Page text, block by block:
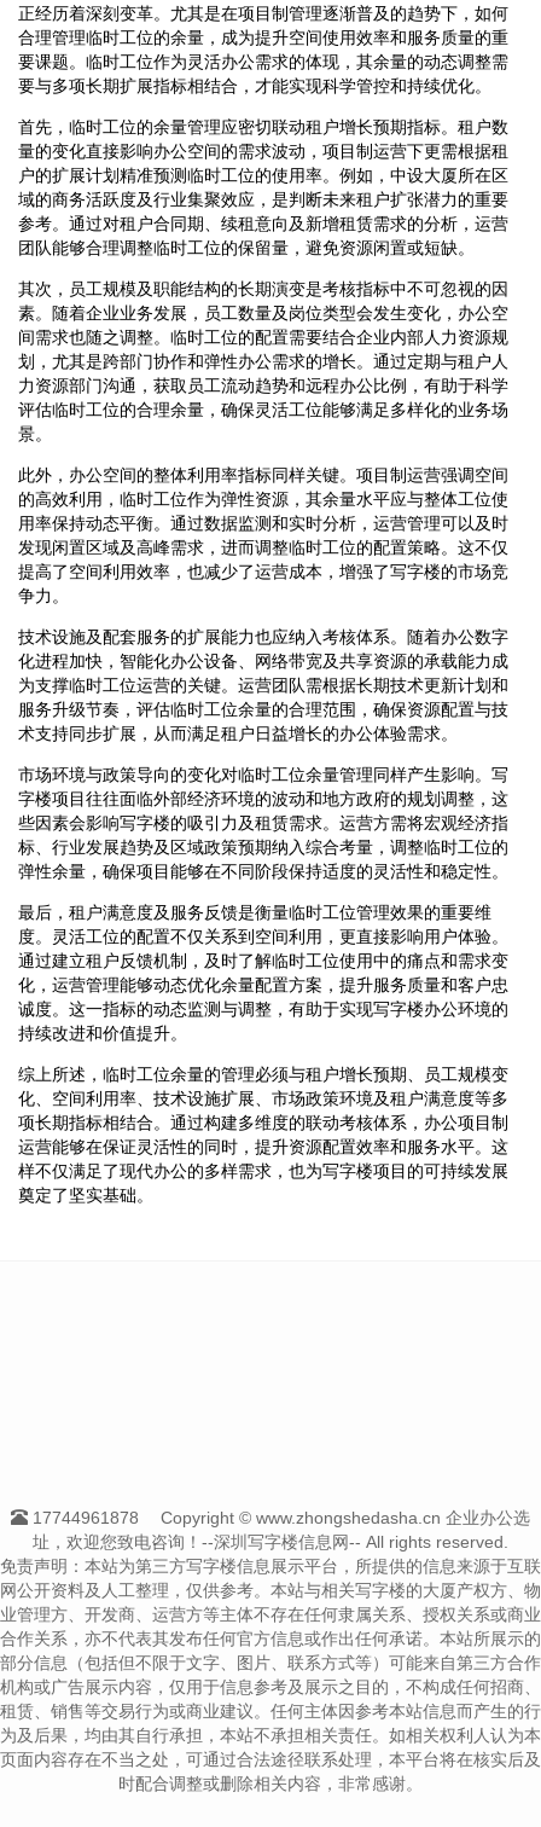
正经历着深刻变革。尤其是在项目制管理逐渐普及的趋势下，如何
合理管理临时工位的余量，成为提升空间使用效率和服务质量的重
要课题。临时工位作为灵活办公需求的体现，其余量的动态调整需
要与多项长期扩展指标相结合，才能实现科学管控和持续优化。
首先，临时工位的余量管理应密切联动租户增长预期指标。租户数
量的变化直接影响办公空间的需求波动，项目制运营下更需根据租
户的扩展计划精准预测临时工位的使用率。例如，中设大厦所在区
域的商务活跃度及行业集聚效应，是判断未来租户扩张潜力的重要
参考。通过对租户合同期、续租意向及新增租赁需求的分析，运营
团队能够合理调整临时工位的保留量，避免资源闲置或短缺。
其次，员工规模及职能结构的长期演变是考核指标中不可忽视的因
素。随着企业业务发展，员工数量及岗位类型会发生变化，办公空
间需求也随之调整。临时工位的配置需要结合企业内部人力资源规
划，尤其是跨部门协作和弹性办公需求的增长。通过定期与租户人
力资源部门沟通，获取员工流动趋势和远程办公比例，有助于科学
评估临时工位的合理余量，确保灵活工位能够满足多样化的业务场
景。
此外，办公空间的整体利用率指标同样关键。项目制运营强调空间
的高效利用，临时工位作为弹性资源，其余量水平应与整体工位使
用率保持动态平衡。通过数据监测和实时分析，运营管理可以及时
发现闲置区域及高峰需求，进而调整临时工位的配置策略。这不仅
提高了空间利用效率，也减少了运营成本，增强了写字楼的市场竞
争力。
技术设施及配套服务的扩展能力也应纳入考核体系。随着办公数字
化进程加快，智能化办公设备、网络带宽及共享资源的承载能力成
为支撑临时工位运营的关键。运营团队需根据长期技术更新计划和
服务升级节奏，评估临时工位余量的合理范围，确保资源配置与技
术支持同步扩展，从而满足租户日益增长的办公体验需求。
市场环境与政策导向的变化对临时工位余量管理同样产生影响。写
字楼项目往往面临外部经济环境的波动和地方政府的规划调整，这
些因素会影响写字楼的吸引力及租赁需求。运营方需将宏观经济指
标、行业发展趋势及区域政策预期纳入综合考量，调整临时工位的
弹性余量，确保项目能够在不同阶段保持适度的灵活性和稳定性。
最后，租户满意度及服务反馈是衡量临时工位管理效果的重要维
度。灵活工位的配置不仅关系到空间利用，更直接影响用户体验。
通过建立租户反馈机制，及时了解临时工位使用中的痛点和需求变
化，运营管理能够动态优化余量配置方案，提升服务质量和客户忠
诚度。这一指标的动态监测与调整，有助于实现写字楼办公环境的
持续改进和价值提升。
综上所述，临时工位余量的管理必须与租户增长预期、员工规模变
化、空间利用率、技术设施扩展、市场政策环境及租户满意度等多
项长期指标相结合。通过构建多维度的联动考核体系，办公项目制
运营能够在保证灵活性的同时，提升资源配置效率和服务水平。这
样不仅满足了现代办公的多样需求，也为写字楼项目的可持续发展
奠定了坚实基础。
17744961878
Copyright © www.zhongshedasha.cn 企业办公选
址，欢迎您致电咨询！--深圳写字楼信息网-- All rights reserved.
免责声明：本站为第三方写字楼信息展示平台，所提供的信息来源于互联
网公开资料及人工整理，仅供参考。本站与相关写字楼的大厦产权方、物
业管理方、开发商、运营方等主体不存在任何隶属关系、授权关系或商业
合作关系，亦不代表其发布任何官方信息或作出任何承诺。本站所展示的
部分信息（包括但不限于文字、图片、联系方式等）可能来自第三方合作
机构或广告展示内容，仅用于信息参考及展示之目的，不构成任何招商、
租赁、销售等交易行为或商业建议。任何主体因参考本站信息而产生的行
为及后果，均由其自行承担，本站不承担相关责任。如相关权利人认为本
页面内容存在不当之处，可通过合法途径联系处理，本平台将在核实后及
时配合调整或删除相关内容，非常感谢。